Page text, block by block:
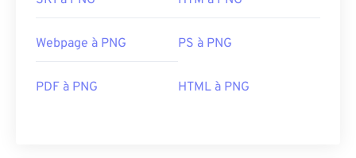
Webpage à PNG PS à PNG
PDF à PNG HTML à PNG